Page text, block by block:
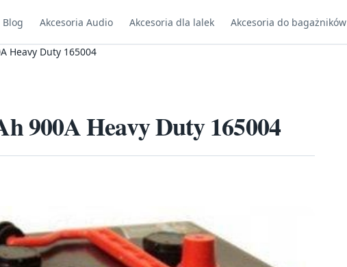
Blog Akcesoria Audio Akcesoria dla lalek Akcesoria do bagażników
Heavy Duty 165004
900A Heavy Duty 165004